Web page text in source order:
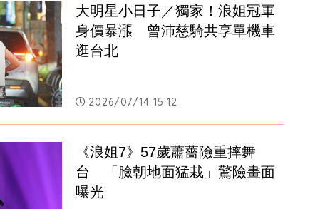
大明星小日子／獨家！浪姐冠軍
身價暴漲　曾沛慈騎共享單機車
逛台北
2026/07/14 15:12
《浪姐7》57歲蕭薔險重摔舞
台　「臉朝地面猛栽」驚險畫面
曝光